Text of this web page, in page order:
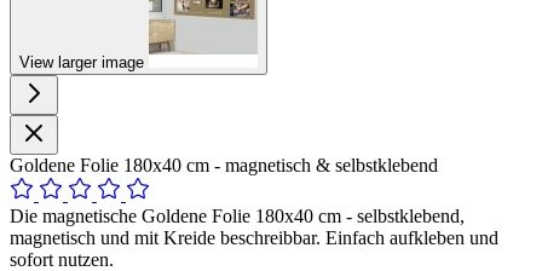
View larger image
Goldene Folie 180x40 cm - magnetisch & selbstklebend
Die magnetische Goldene Folie 180x40 cm - selbstklebend,
magnetisch und mit Kreide beschreibbar. Einfach aufkleben und
sofort nutzen.